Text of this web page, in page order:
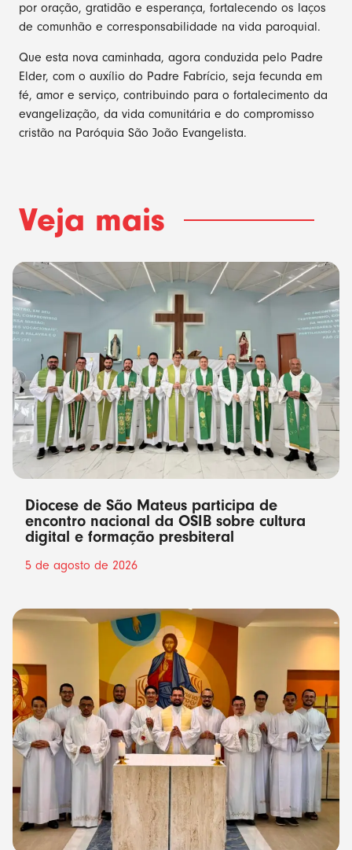
por oração, gratidão e esperança, fortalecendo os laços
de comunhão e corresponsabilidade na vida paroquial.
Que esta nova caminhada, agora conduzida pelo Padre
Elder, com o auxílio do Padre Fabrício, seja fecunda em
fé, amor e serviço, contribuindo para o fortalecimento da
evangelização, da vida comunitária e do compromisso
cristão na Paróquia São João Evangelista.
Veja mais
Diocese de São Mateus participa de
encontro nacional da OSIB sobre cultura
digital e formação presbiteral
5 de agosto de 2026